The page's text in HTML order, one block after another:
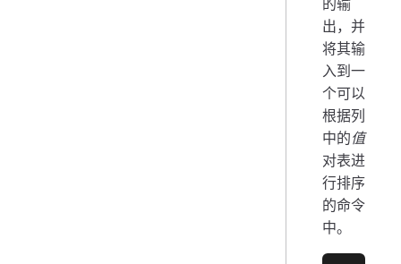
的输
出，并
将其输
入到一
个可以
根据列
中的值
对表进
行排序
的命令
中。